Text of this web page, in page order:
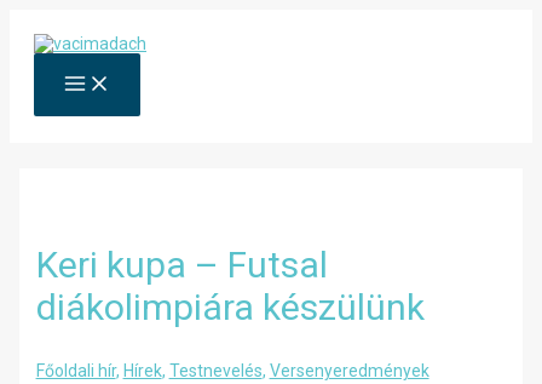
content
MAIN
MENU
Keri kupa – Futsal
diákolimpiára készülünk
Főoldali hír, Hírek, Testnevelés, Versenyeredmények